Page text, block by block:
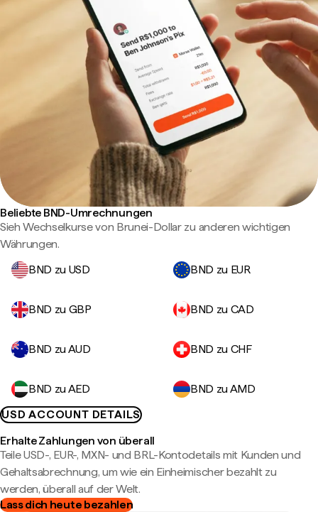
Beliebte BND-Umrechnungen
Sieh Wechselkurse von Brunei-Dollar zu anderen wichtigen
Währungen.
BND zu USD
BND zu EUR
BND zu GBP BND zu CAD
BND zu AUD BND zu CHF
BND zu AED
BND zu AMD
USD ACCOUNT DETAILS
Erhalte Zahlungen von überall
Teile USD-, EUR-, MXN- und BRL-Kontodetails mit Kunden und
Gehaltsabrechnung, um wie ein Einheimischer bezahlt zu
werden, überall auf der Welt.
Lass dich heute bezahlen